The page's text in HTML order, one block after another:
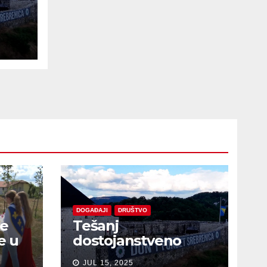
u
DOGAĐAJI DRUŠTVO
Tešanj
dostojanstveno
obilježio Dan
JUL 15, 2025